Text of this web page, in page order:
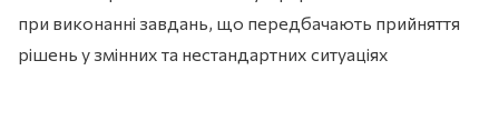
при виконанні завдань, що передбачають прийняття
рішень у змінних та нестандартних ситуаціях